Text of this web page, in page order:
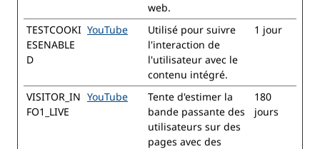
web.
TESTCOOKI
ESENABLE
D
YouTube
Utilisé pour suivre
l'interaction de
l'utilisateur avec le
contenu intégré.
1 jour
VISITOR_IN
FO1_LIVE
YouTube
Tente d'estimer la
bande passante des
utilisateurs sur des
pages avec des
180
jours